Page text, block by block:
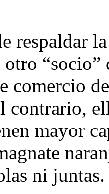
respaldar
“socio”
comercio
contrario,
mayor
ni juntas.